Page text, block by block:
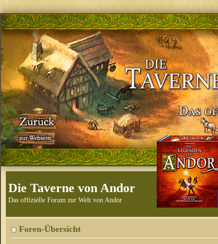
Die Taverne von Andor
Das offizielle Forum zur Welt von Andor
Foren-Übersicht